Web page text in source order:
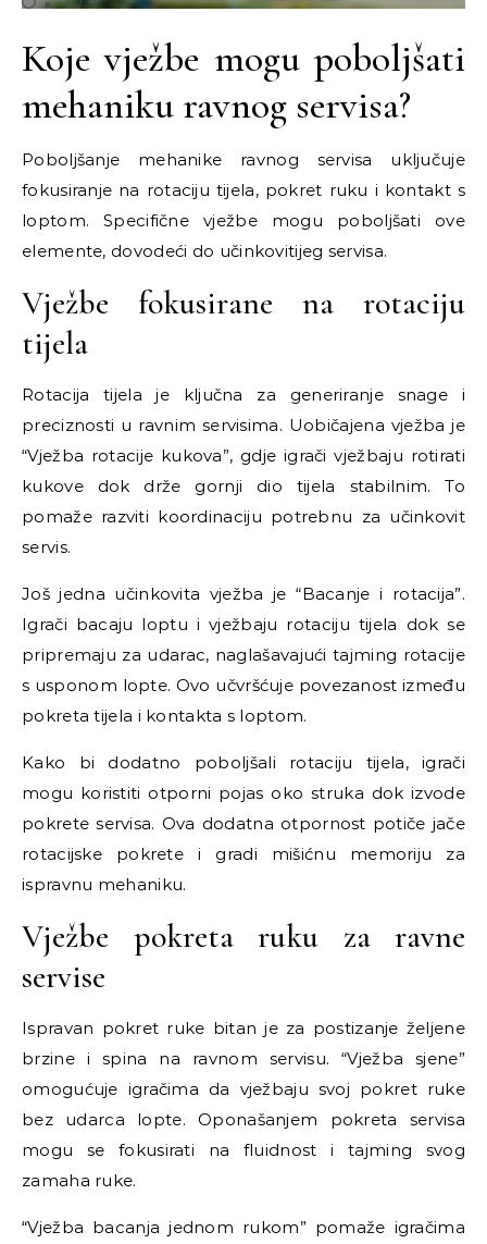
Koje vježbe mogu poboljšati
mehaniku ravnog servisa?
Poboljšanje mehanike ravnog servisa uključuje
fokusiranje na rotaciju tijela, pokret ruku i kontakt s
loptom. Specifične vježbe mogu poboljšati ove
elemente, dovodeći do učinkovitijeg servisa.
Vježbe fokusirane na rotaciju
tijela
Rotacija tijela je ključna za generiranje snage i
preciznosti u ravnim servisima. Uobičajena vježba je
“Vježba rotacije kukova”, gdje igrači vježbaju rotirati
kukove dok drže gornji dio tijela stabilnim. To
pomaže razviti koordinaciju potrebnu za učinkovit
servis.
Još jedna učinkovita vježba je “Bacanje i rotacija”.
Igrači bacaju loptu i vježbaju rotaciju tijela dok se
pripremaju za udarac, naglašavajući tajming rotacije
s usponom lopte. Ovo učvršćuje povezanost između
pokreta tijela i kontakta s loptom.
Kako bi dodatno poboljšali rotaciju tijela, igrači
mogu koristiti otporni pojas oko struka dok izvode
pokrete servisa. Ova dodatna otpornost potiče jače
rotacijske pokrete i gradi mišićnu memoriju za
ispravnu mehaniku.
Vježbe pokreta ruku za ravne
servise
Ispravan pokret ruke bitan je za postizanje željene
brzine i spina na ravnom servisu. “Vježba sjene”
omogućuje igračima da vježbaju svoj pokret ruke
bez udarca lopte. Oponašanjem pokreta servisa
mogu se fokusirati na fluidnost i tajming svog
zamaha ruke.
“Vježba bacanja jednom rukom” pomaže igračima